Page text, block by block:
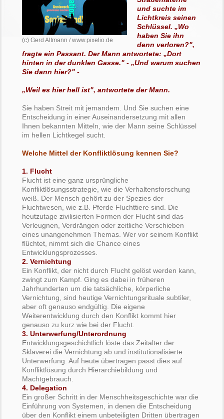
(c) Gerd Altmann / www.pixelio.de
und suchte im
Lichtkreis seinen
Schlüssel. „Wo
haben Sie ihn
denn verloren?",
fragte ein Passant. Der Mann antwortete: „Dort
hinten in der dunklen Gasse." - „Und warum suchen
Sie dann hier?" -
„Weil es hier hell ist", antwortete der Mann.
Sie haben Streit mit jemandem. Und Sie suchen eine
Entscheidung in einer Auseinandersetzung mit allen
Ihnen bekannten Mitteln, wie der Mann seine Schlüssel
im hellen Lichtkegel sucht.
Welche Mittel der Konfliktlösung kennen Sie?
1. Flucht
Flucht ist eine ganz ursprüngliche
Konfliktlösungsstrategie, wie die Verhaltensforschung
weiß. Der Mensch gehört zu der Spezies der
Fluchtwesen, wie z.B. Pferde Fluchttiere sind. Die
heutzutage zivilisierten Formen der Flucht sind das
Verleugnen, Verdrängen oder zeitliche Verschieben
eines unangenehmen Themas. Wer vor seinem Konflikt
flüchtet, nimmt sich die Chance eines
Entwicklungsprozesses.
2. Vernichtung
Ein Konflikt, der nicht durch Flucht gelöst werden kann,
zwingt zum Kampf. Ging es dabei in früheren
Jahrhunderten um die tatsächliche, körperliche
Vernichtung, sind heutige Vernichtungsrituale subtiler,
aber oft genauso endgültig. Die eigene
Weiterentwicklung durch den Konflikt kommt hier
genauso zu kurz wie bei der Flucht.
3. Unterwerfung/Unterordnung
Entwicklungsgeschichtlich löste das Zeitalter der
Sklaverei die Vernichtung ab und institutionalisierte
Unterwerfung. Auf heute übertragen passt dies auf
Konfliktlösung durch Hierarchiebildung und
Machtgebrauch.
4. Delegation
Ein großer Schritt in der Menschheitsgeschichte war die
Einführung von Systemen, in denen die Entscheidung
über den Konflikt einem unbeteiligten Dritten übertragen